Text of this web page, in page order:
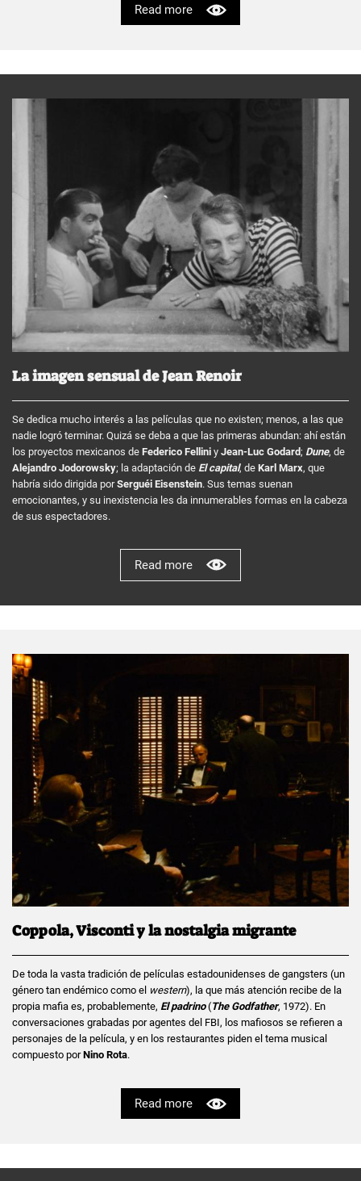
Read more
La imagen sensual de Jean Renoir
Se dedica mucho interés a las películas que no existen; menos, a las que
nadie logró terminar. Quizá se deba a que las primeras abundan: ahí están
los proyectos mexicanos de Federico Fellini y Jean-Luc Godard; Dune, de
Alejandro Jodorowsky; la adaptación de El capital, de Karl Marx, que
habría sido dirigida porSerguéi Eisenstein. Sus temas suenan
emocionantes, y su inexistencia les da innumerables formas en la cabeza
de sus espectadores.
Read more
Coppola, Visconti y la nostalgia migrante
De toda la vasta tradición de películas estadounidenses de gangsters (un
género tan endémico como el western), la que más atención recibe de la
propia mafia es, probablemente, El padrino(The Godfather, 1972). En
conversaciones grabadas por agentes del FBI, los mafiosos se refieren a
personajes de la película, y en los restaurantes piden el tema musical
compuesto porNino Rota.
Read more